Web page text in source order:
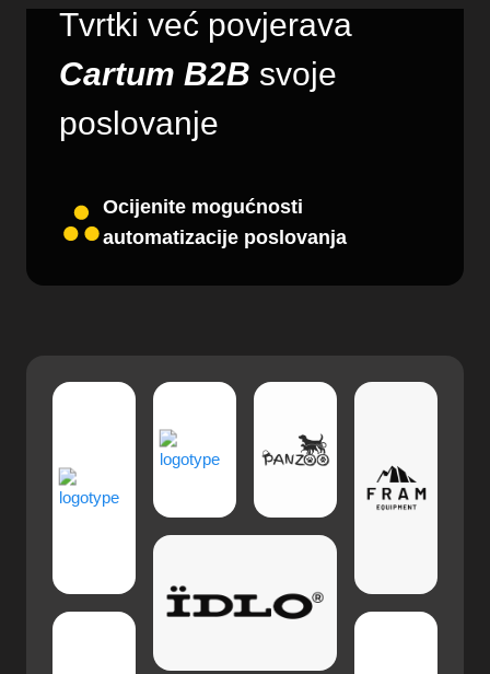
Tvrtki već povjerava
Cartum B2B svoje
poslovanje
Ocijenite mogućnosti
automatizacije poslovanja